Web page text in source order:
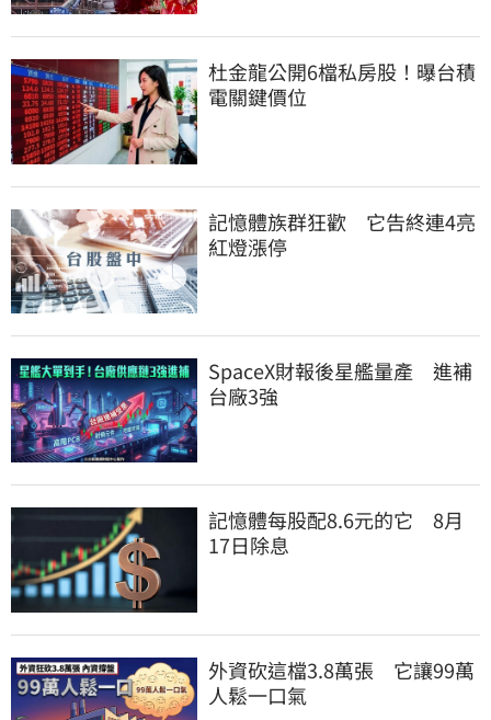
杜金龍公開6檔私房股！曝台積
電關鍵價位
記憶體族群狂歡　它告終連4亮
紅燈漲停
SpaceX財報後星艦量產　進補
台廠3強
記憶體每股配8.6元的它　8月
17日除息
外資砍這檔3.8萬張　它讓99萬
人鬆一口氣